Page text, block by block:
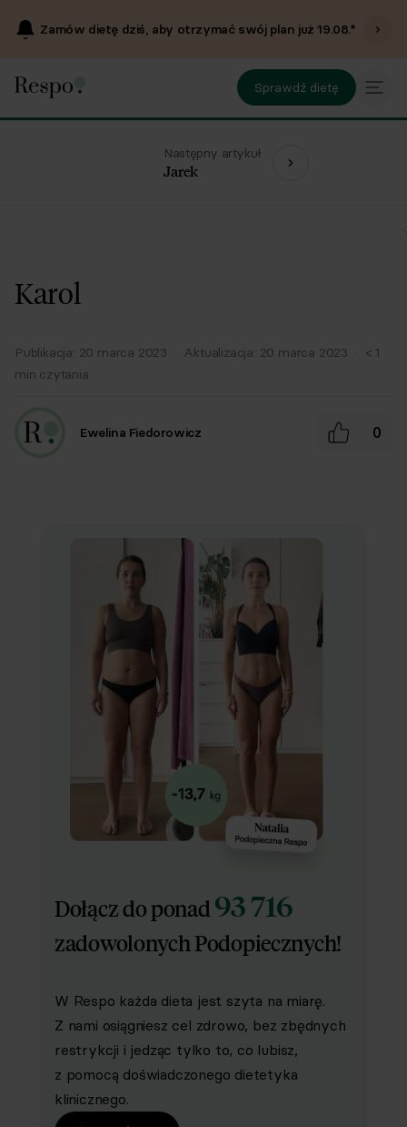
Zamów dietę dziś, aby otrzymać swój plan już19.08.*
Sprawdź dietę
Następny artykuł
Jarek
Karol
Publikacja: 20 marca 2023 · Aktualizacja: 20 marca 2023 · < 1
min czytania
Ewelina Fiedorowicz 0
Dołącz do ponad93 716
zadowolonych Podopiecznych!
W Respo każda dieta jest szyta na miarę.
Z nami osiągniesz cel zdrowo, bez zbędnych
restrykcji i jedząc tylko to, co lubisz,
z pomocą doświadczonego dietetyka
klinicznego.